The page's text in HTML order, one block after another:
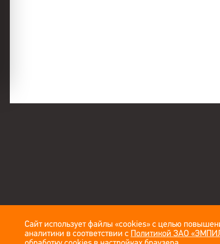
Сайт использует файлы «cookies» с целью
аналитики в соответствии с Политикой ЗАО